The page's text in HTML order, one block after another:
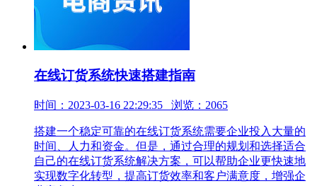
在线订货系统快速搭建指南
时间：2023-03-16 22:29:35 浏览：2065
搭建一个稳定可靠的在线订货系统需要企业投入大量的
时间、人力和资金。但是，通过合理的规划和选择适合
自己的在线订货系统解决方案，可以帮助企业更快速地
实现数字化转型，提高订货效率和客户满意度，增强企